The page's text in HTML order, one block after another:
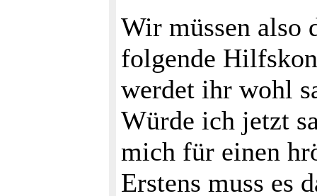
Wir müssen also
folgende
werdet ihr wohl
Würde ich jetzt
mich für einen
Erstens muss es